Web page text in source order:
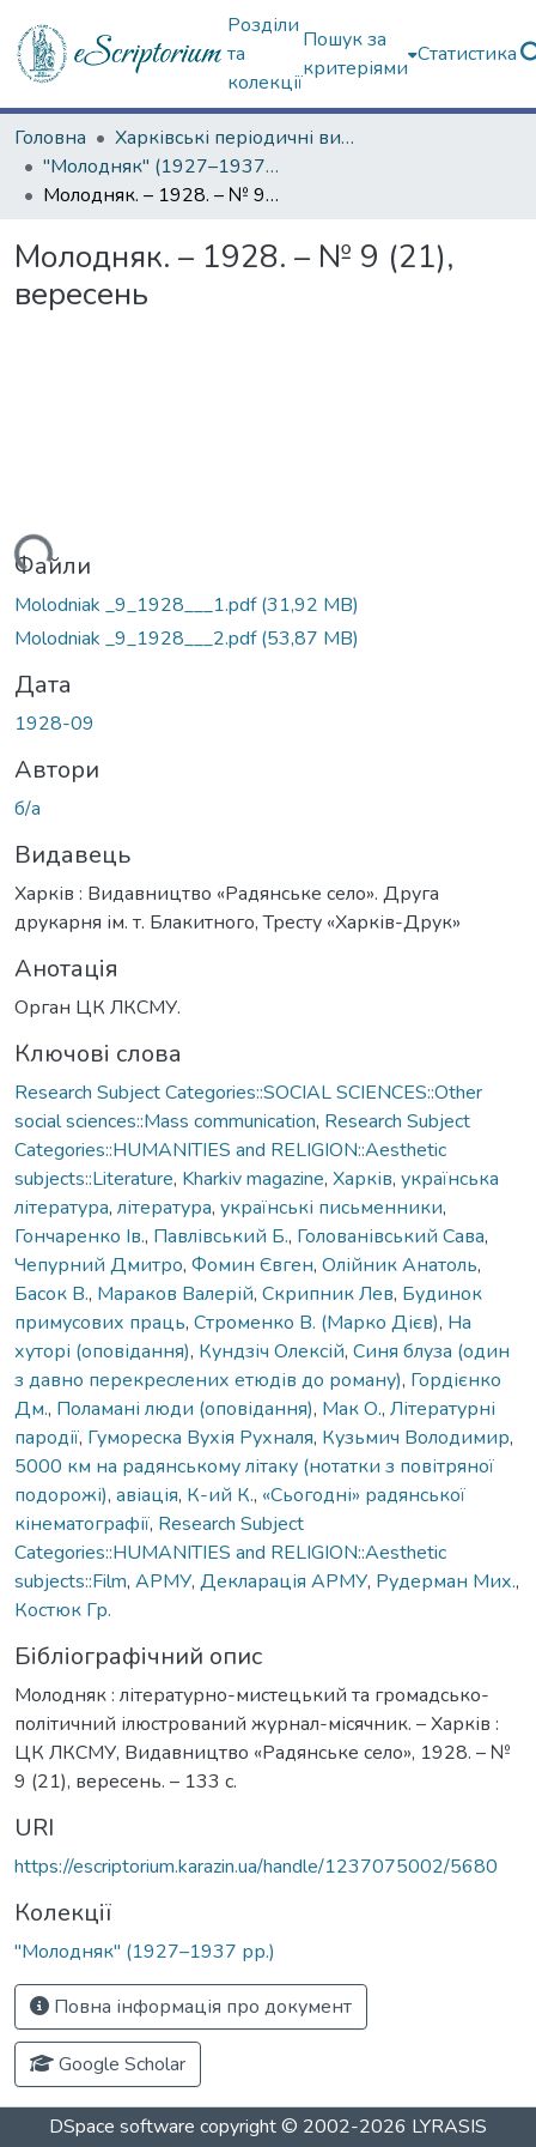
Розділи
та
колекції
Пошук за
критеріями
Статистика
Головна
Харківські періодичні видання
"Молодняк" (1927–1937 рр.)
Молодняк. – 1928. – № 9 (21), вересень
Молодняк. – 1928. – № 9 (21),
вересень
Файли
Molodniak _9_1928___1.pdf(31,92 MB)
Molodniak _9_1928___2.pdf(53,87 MB)
Дата
1928-09
Автори
б/а
Видавець
Харків : Видавництво «Радянське село». Друга
друкарня ім. т. Блакитного, Тресту «Харків-Друк»
Анотація
Орган ЦК ЛКСМУ.
Ключові слова
Research Subject Categories::SOCIAL SCIENCES::Other
social sciences::Mass communication, Research Subject
Categories::HUMANITIES and RELIGION::Aesthetic
subjects::Literature, Kharkiv magazine, Харків, українська
література, література, українські письменники,
Гончаренко Ів., Павлівський Б., Голованівський Сава,
Чепурний Дмитро, Фомин Євген, Олійник Анатоль,
Басок В., Мараков Валерій, Скрипник Лев, Будинок
примусових праць, Строменко В. (Марко Дієв), На
хуторі (оповідання), Кундзіч Олексій, Синя блуза (один
з давно перекреслених етюдів до роману), Гордієнко
Дм., Поламані люди (оповідання), Мак О., Літературні
пародії, Гумореска Вухія Рухналя, Кузьмич Володимир,
5000 км на радянському літаку (нотатки з повітряної
подорожі), авіація, К-ий К., «Сьогодні» радянської
кінематографії, Research Subject
Categories::HUMANITIES and RELIGION::Aesthetic
subjects::Film, АРМУ, Декларація АРМУ, Рудерман Мих.,
Костюк Гр.
Бібліографічний опис
Молодняк : літературно-мистецький та громадсько-
політичний ілюстрований журнал-місячник. – Харків :
ЦК ЛКСМУ, Видавництво «Радянське село», 1928. – №
9 (21), вересень. – 133 с.
URI
https://escriptorium.karazin.ua/handle/1237075002/5680
Колекції
"Молодняк" (1927–1937 рр.)
Повна інформація про документ
Google Scholar
DSpace software copyright © 2002-2026 LYRASIS